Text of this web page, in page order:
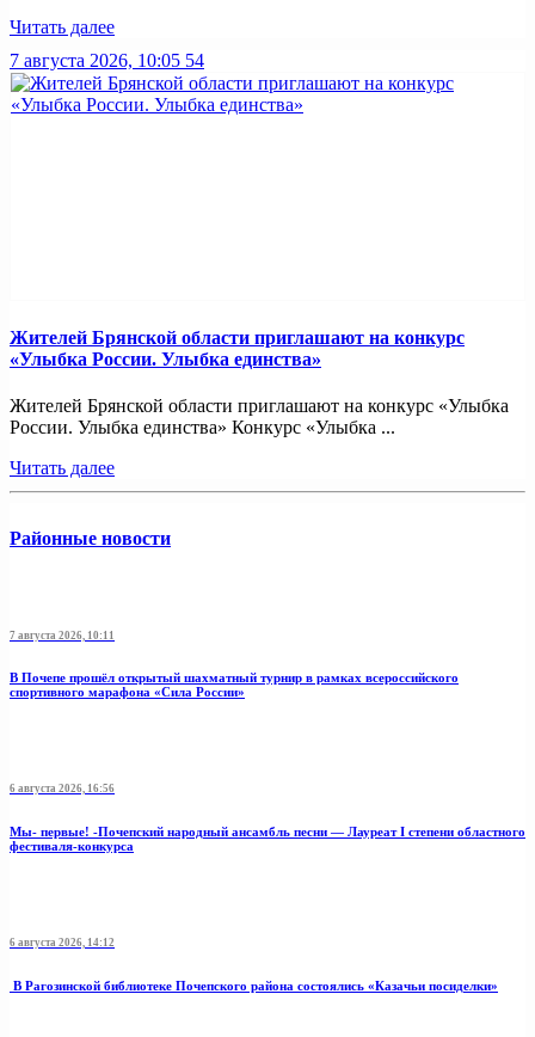
Читать далее
7 августа 2026, 10:05 54
Жителей Брянской области приглашают на конкурс
«Улыбка России. Улыбка единства»
Жителей Брянской области приглашают на конкурс «Улыбка
России. Улыбка единства» Конкурс «Улыбка ...
Читать далее
Районные новости
7 августа 2026, 10:11
В Почепе прошёл открытый шахматный турнир в рамках всероссийского
спортивного марафона «Сила России»
6 августа 2026, 16:56
Мы- первые! -Почепский народный ансамбль песни — Лауреат I степени областного
фестиваля-конкурса
6 августа 2026, 14:12
В Рагозинской библиотеке Почепского района состоялись «Казачьи посиделки»